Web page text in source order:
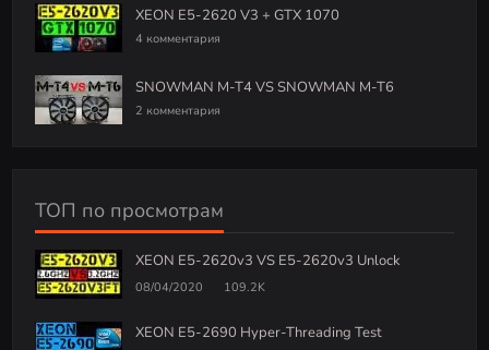
XEON E5-2620 V3 + GTX 1070
4 комментария
SNOWMAN M-T4 VS SNOWMAN M-T6
2 комментария
ТОП по просмотрам
XEON E5-2620v3 VS E5-2620v3 Unlock
08/04/2020 109.2K
XEON E5-2690 Hyper-Threading Test